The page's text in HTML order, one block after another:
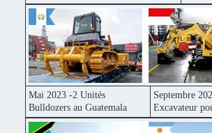
Mai 2023 -2 Unités
Bulldozers au Guatemala
Septembre
Excavateur